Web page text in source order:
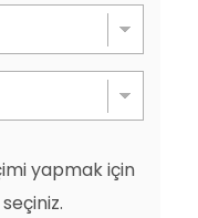
yapmak için